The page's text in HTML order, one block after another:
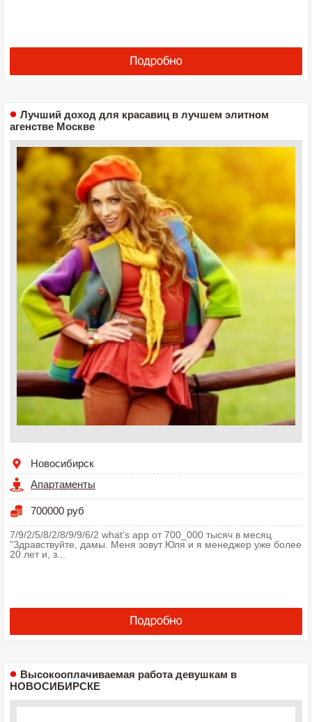
Лучший доход для красавиц в лучшем элитном
агенстве Москве
Новосибирск
Апартаменты
700000 руб
7/9/2/5/8/2/8/9/9/6/2 what’s app от 700_000 тысяч в месяц
"Здравствуйте, дамы. Меня зовут Юля и я менеджер уже более
20 лет и, з...
Высокооплачиваемая работа девушкам в
НОВОСИБИРСКЕ